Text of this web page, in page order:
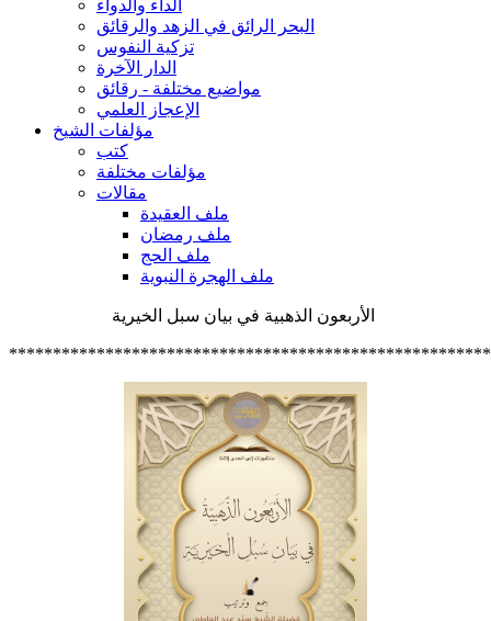
الداء والدواء
البحر الرائق في الزهد والرقائق
تزكية النفوس
الدار الآخرة
مواضيع مختلفة - رقائق
الإعجاز العلمي
مؤلفات الشيخ
كتب
مؤلفات مختلفة
مقالات
ملف العقيدة
ملف رمضان
ملف الحج
ملف الهجرة النبوية
الأربعون الذهبية في بيان سبل الخيرية